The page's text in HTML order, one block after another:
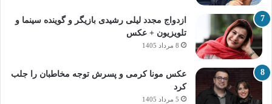
ازدواج مجدد لیلی رشیدی بازیگر و گوینده سینما و
تلویزیون + عکس
8 مرداد 1405
عکس مونا کرمی و پسرش توجه مخاطبان را جلب
کرد
5 مرداد 1405